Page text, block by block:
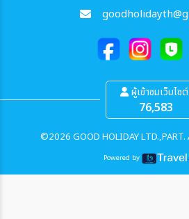
ผู้เข้าชมเว็บไซต์
76,583
©2026 GOOD HOLIDAY
Powered by